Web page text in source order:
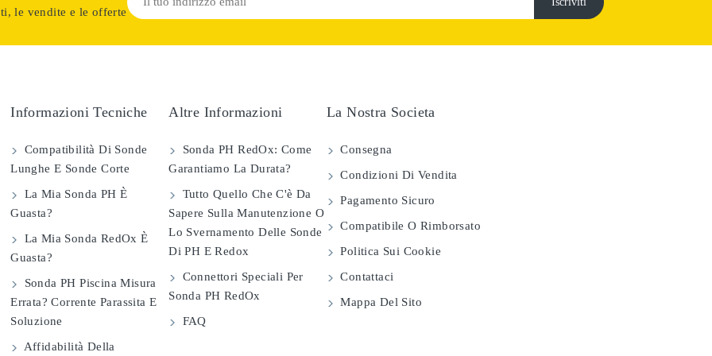
le vendite e le offerte
Informazioni Tecniche
Compatibilità Di Sonde
Lunghe E Sonde Corte
La Mia Sonda PH È
Guasta?
La Mia Sonda RedOx È
Guasta?
Sonda PH Piscina Misura
Errata? Corrente Parassita E
Soluzione
Affidabilità Della
Altre Informazioni
Sonda PH RedOx: Come
Garantiamo La Durata?
Tutto Quello Che C'è Da
Sapere Sulla Manutenzione O
Lo Svernamento Delle Sonde
Di PH E Redox
Connettori Speciali Per
Sonda PH RedOx
FAQ
La Nostra Societa
Consegna
Condizioni Di Vendita
Pagamento Sicuro
Compatibile O Rimborsato
Politica Sui Cookie
Contattaci
Mappa Del Sito